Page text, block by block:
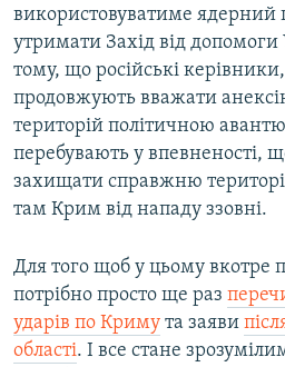
використовуватиме
утримати Захід від допомоги
тому, що російські
продовжують вважати
територій політичною
перебувають у впевненості,
захищати справжню
там Крим від нападу ззовні.
Для того щоб у цьому вкотре
потрібно просто ще раз
ударів по Криму та заяви
області. І все стане